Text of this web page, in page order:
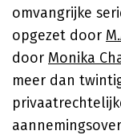
omvangrijke
opgezet door
door Monika
meer dan